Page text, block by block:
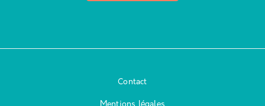
Contact
Mentions légales